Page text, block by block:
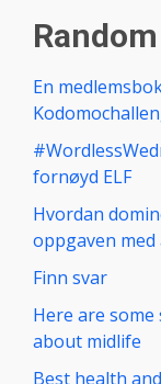
En
fornøyd ELF
Hvordan
oppgaven
Finn svar
Here are
about midlife
Best health